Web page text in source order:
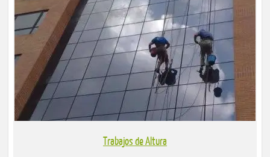
Trabajos de Altura